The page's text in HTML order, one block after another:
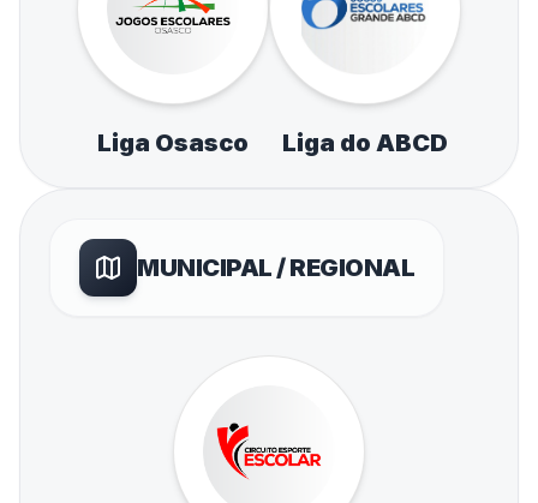
Liga Osasco Liga do ABCD
MUNICIPAL / REGIONAL